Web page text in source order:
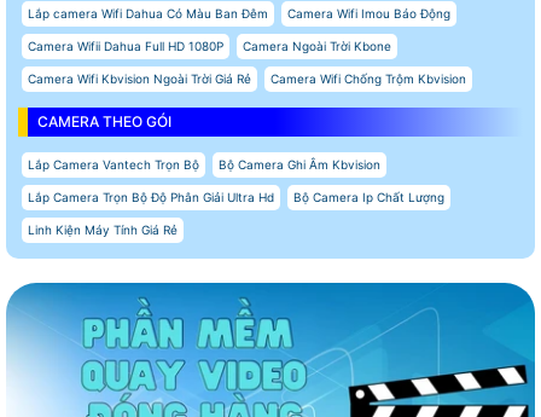
Lắp camera Wifi Dahua Có Màu Ban Đêm Camera Wifi Imou Báo Động
Camera Wifii Dahua Full HD 1080P Camera Ngoài Trời Kbone
Camera Wifi Kbvision Ngoài Trời Giá Rẻ Camera Wifi Chống Trộm Kbvision
CAMERA THEO GÓI
Lắp Camera Vantech Trọn Bộ Bộ Camera Ghi Âm Kbvision
Lắp Camera Trọn Bộ Độ Phân Giải Ultra Hd Bộ Camera Ip Chất Lượng
Linh Kiện Máy Tính Giá Rẻ